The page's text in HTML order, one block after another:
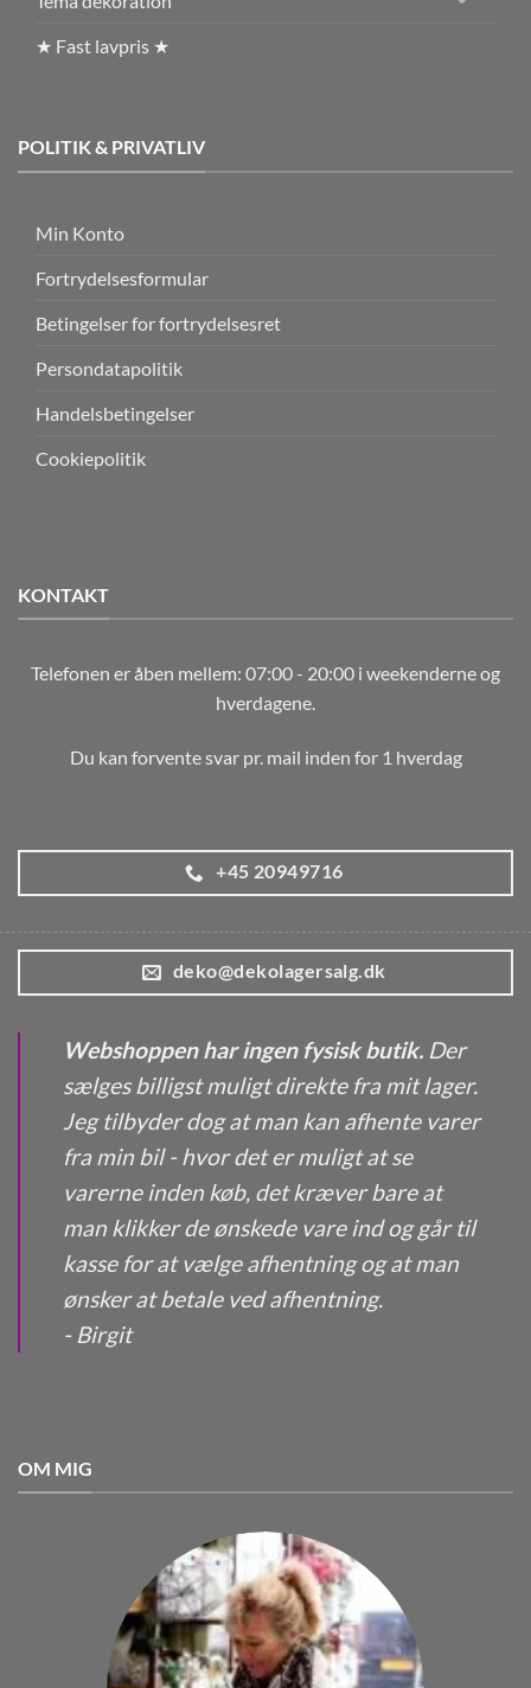
★ Fast lavpris ★
POLITIK & PRIVATLIV
Min Konto
Fortrydelsesformular
Betingelser for fortrydelsesret
Persondatapolitik
Handelsbetingelser
Cookiepolitik
KONTAKT
Telefonen er åben mellem: 07:00 - 20:00 i weekenderne og
hverdagene.
Du kan forvente svar pr. mail inden for 1 hverdag
+45 20949716
deko@dekolagersalg.dk
Webshoppen har ingen fysisk butik. Der
sælges billigst muligt direkte fra mit lager.
Jeg tilbyder dog at man kan afhente varer
fra min bil - hvor det er muligt at se
varerne inden køb, det kræver bare at
man klikker de ønskede vare ind og går til
kasse for at vælge afhentning og at man
ønsker at betale ved afhentning.
- Birgit
OM MIG